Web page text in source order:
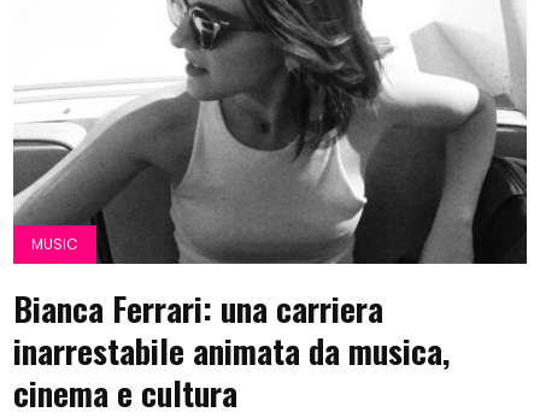
MUSIC
Bianca Ferrari: una carriera
inarrestabile animata da musica,
cinema e cultura